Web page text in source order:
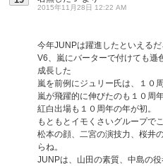
2015年11月28日 12:22 AM
今年JUNPは躍進したといえるだ
V6、嵐にバーターで付けても遜
成長した
嵐を前例にジュリー氏は、１０
嵐が飛躍的に伸びたのも１０周
紅白出場も１０周年の年が初。
もともとイモくさいグループで
松本の顔、二宮の演技力、桜井
らね。
JUNPは、山田の素質、中島の